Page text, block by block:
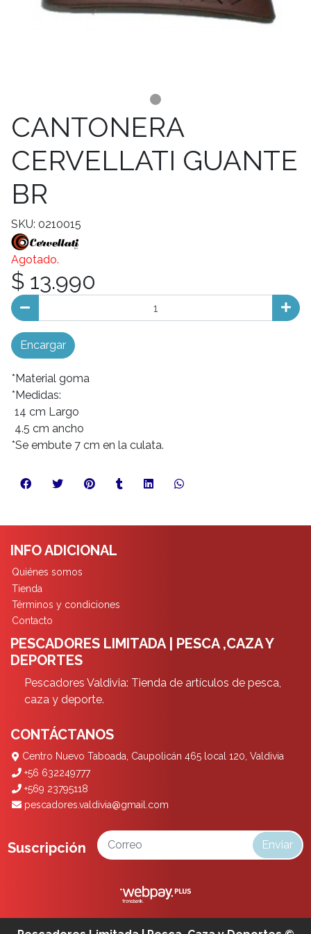
CANTONERA
CERVELLATI GUANTE
BR
SKU: 0210015
Agotado.
$ 13.990
Encargar
*Material goma
*Medidas:
14 cm Largo
4.5 cm ancho
*Se embute 7 cm en la culata.
INFO ADICIONAL
Quiénes somos
Tienda
Términos y condiciones
Contacto
PESCADORES LIMITADA | PESCA ,CAZA Y
DEPORTES
Pescadores Valdivia: Tienda de artículos de pesca,
caza y deporte.
CONTÁCTANOS
Centro Nuevo Taboada, Caupolicán 465 local 120, Valdivia
+56 632249777
+569 23795118
pescadores.valdivia@gmail.com
Suscripción Enviar